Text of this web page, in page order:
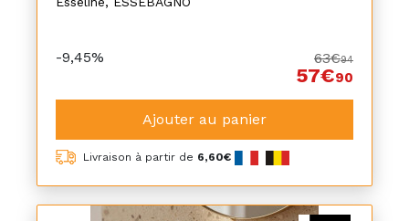
-9,45% 63€94
57€90
Ajouter au panier
Livraison à partir de 6,60€